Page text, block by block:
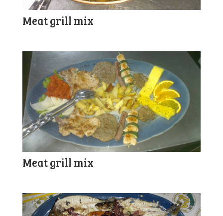
Meat grill mix
Meat grill mix